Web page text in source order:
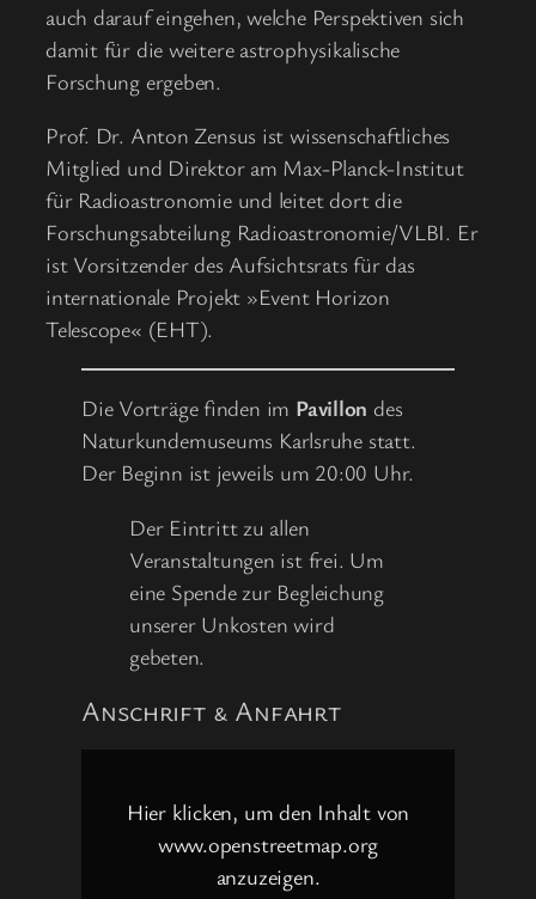
auch darauf eingehen, welche Perspektiven sich
damit für die weitere astrophysikalische
Forschung ergeben.
Prof. Dr. Anton Zensus ist wissenschaftliches
Mitglied und Direktor am Max-Planck-Institut
für Radioastronomie und leitet dort die
Forschungsabteilung Radioastronomie/VLBI. Er
ist Vorsitzender des Aufsichtsrats für das
internationale Projekt »Event Horizon
Telescope« (EHT).
Die Vorträge finden im Pavillon des
Naturkundemuseums Karlsruhe statt.
Der Beginn ist jeweils um 20:00 Uhr.
Der Eintritt zu allen
Veranstaltungen ist frei. Um
eine Spende zur Begleichung
unserer Unkosten wird
gebeten.
Anschrift & Anfahrt
anzeigenHier klicken, um den Inhalt von
www.openstreetmap.org
anzuzeigen.